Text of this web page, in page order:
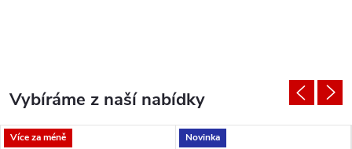
Vybíráme z naší nabídky
Více za méně Novinka